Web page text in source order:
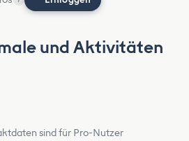
und Aktivitäten
sind für Pro-Nutzer